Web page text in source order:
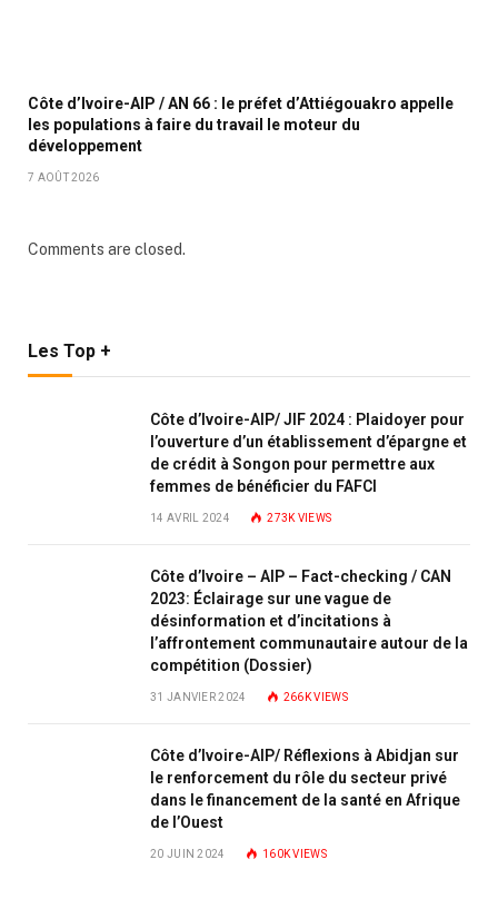
Côte d’Ivoire-AIP / AN 66 : le préfet d’Attiégouakro appelle
les populations à faire du travail le moteur du
développement
7 AOÛT 2026
Comments are closed.
Les Top +
Côte d’Ivoire-AIP/ JIF 2024 : Plaidoyer pour
l’ouverture d’un établissement d’épargne et
de crédit à Songon pour permettre aux
femmes de bénéficier du FAFCI
14 AVRIL 2024 273K VIEWS
Côte d’Ivoire – AIP – Fact-checking / CAN
2023: Éclairage sur une vague de
désinformation et d’incitations à
l’affrontement communautaire autour de la
compétition (Dossier)
31 JANVIER 2024 266KVIEWS
Côte d’Ivoire-AIP/ Réflexions à Abidjan sur
le renforcement du rôle du secteur privé
dans le financement de la santé en Afrique
de l’Ouest
20 JUIN 2024 160KVIEWS